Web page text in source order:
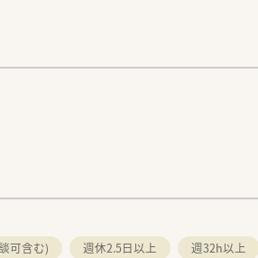
可含む) 週休2.5日以上 週32h以上